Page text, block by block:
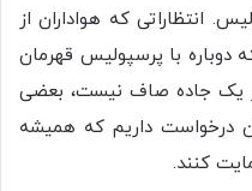
انتظاراتی که هواداران از
دوباره با پرسپولیس قهرمان
یک جاده صاف نیست، بعضی
درخواست داریم که همیشه
کنند.